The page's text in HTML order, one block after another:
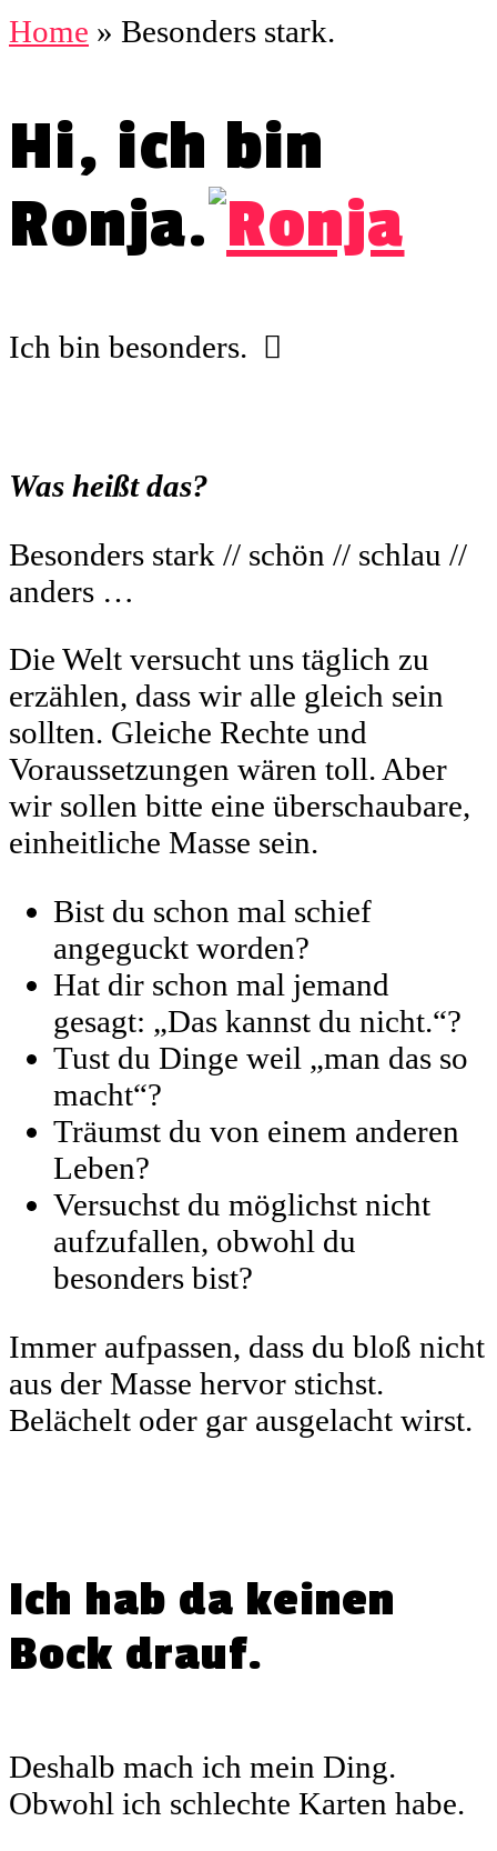
Home » Besonders stark.
Hi, ich bin
Ronja.
Ich bin besonders. 
Was heißt das?
Besonders stark // schön // schlau //
anders …
Die Welt versucht uns täglich zu
erzählen, dass wir alle gleich sein
sollten. Gleiche Rechte und
Voraussetzungen wären toll. Aber
wir sollen bitte eine überschaubare,
einheitliche Masse sein.
Bist du schon mal schief
angeguckt worden?
Hat dir schon mal jemand
gesagt: „Das kannst du nicht.“?
Tust du Dinge weil „man das so
macht“?
Träumst du von einem anderen
Leben?
Versuchst du möglichst nicht
aufzufallen, obwohl du
besonders bist?
Immer aufpassen, dass du bloß nicht
aus der Masse hervor stichst.
Belächelt oder gar ausgelacht wirst.
Ich hab da keinen
Bock drauf.
Deshalb mach ich mein Ding.
Obwohl ich schlechte Karten habe.